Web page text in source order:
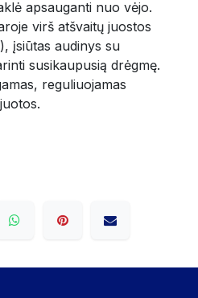
apsauganti nuo vėjo.
virš atšvaitų juostos
įsiūtas audinys su
susikaupusią drėgmę.
reguliuojamas